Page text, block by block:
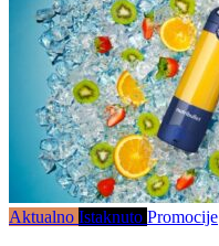
Aktualno Istaknuto Promocije